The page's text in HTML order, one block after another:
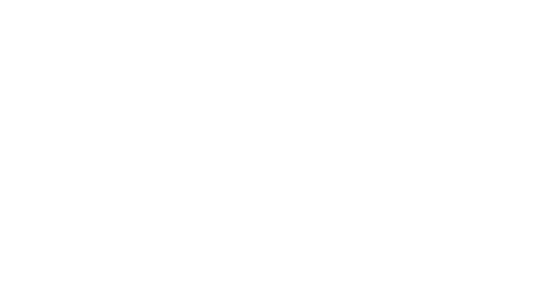
služby jsou závislé na ročním období a na místních klimatických podmínkách.
nízkopodlažních bloků, které dokonale zapadají do krajiny. Naprostá většina z nich nabízí nádherný výhled na Atlantický oceán,
2 samostatné postele nebo manželská postel velikosti King, pohovka, trezor, satelitní TV, minibar, balkon nebo terasa, WiFi
s koupelnovým prádlem, fénem a toaletními potřebami.